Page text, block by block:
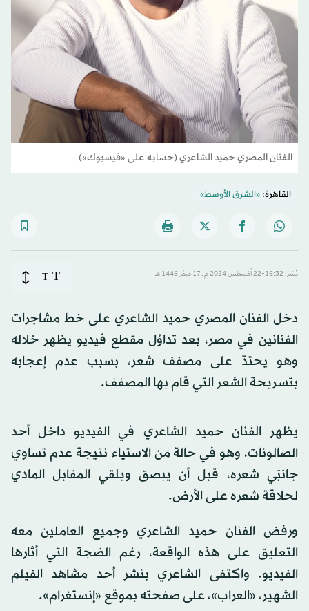
الفنان المصري حميد الشاعري (حسابه على «فيسبوك»)
القاهرة:«الشرق الأوسط»
نُشر: 16:32-22 أغسطس 2024 م ـ 17 صفَر 1446 هـ T
T
دخل الفنان المصري حميد الشاعري على خط مشاجرات
الفنانين في مصر، بعد تداوُل مقطع فيديو يظهر خلاله
وهو يحتدّ على مصفف شعر، بسبب عدم إعجابه
بتسريحة الشعر التي قام بها المصفف.
يظهر الفنان حميد الشاعري في الفيديو داخل أحد
الصالونات، وهو في حالة من الاستياء نتيجة عدم تساوي
جانبَي شعره، قبل أن يبصق ويلقي المقابل المادي
لحلاقة شعره على الأرض.
ورفض الفنان حميد الشاعري وجميع العاملين معه
التعليق على هذه الواقعة، رغم الضجة التي أثارها
الفيديو. واكتفى الشاعري بنشر أحد مشاهد الفيلم
الشهير، «العراب»، على صفحته بموقع «إنستغرام».